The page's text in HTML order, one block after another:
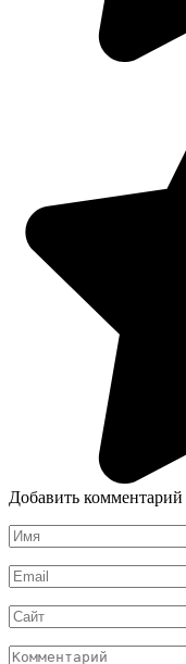
Добавить комментарий
Имя
*
Email
*
Сайт
Комментарий